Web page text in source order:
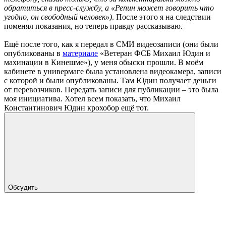
обратиться в пресс-службу, а «Репин может говорить что
угодно, он свободный человек»). После этого я на следствии
поменял показания, но теперь правду рассказываю.
Ещё после того, как я передал в СМИ видеозаписи (они были
опубликованы в материале «Ветеран ФСБ Михаил Юдин и
махинации в Кинешме»), у меня обыски прошли. В моём
кабинете в универмаге была установлена видеокамера, записи
с которой и были опубликованы. Там Юдин получает деньги
от перевозчиков. Передать записи для публикации – это была
моя инициатива. Хотел всем показать, что Михаил
Константинович Юдин крохобор ещё тот.
Обсудить